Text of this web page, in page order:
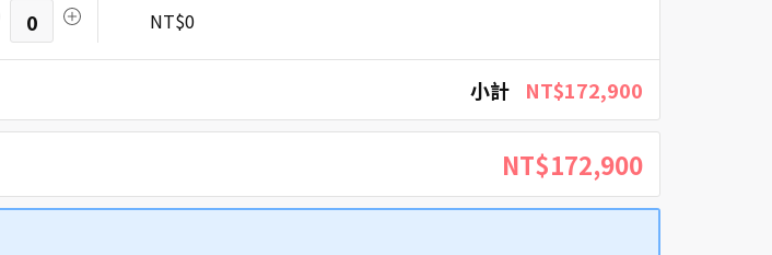
0 NT$0
小計 NT$172,900
NT$172,900